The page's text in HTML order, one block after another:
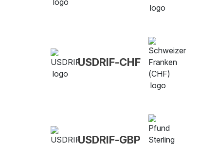
USDRIF-CHF
USDRIF-GBP